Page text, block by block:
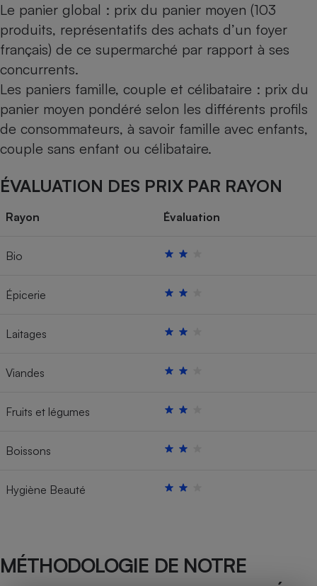
Le panier global : prix du panier moyen (103
produits, représentatifs des achats d’un foyer
français) de ce supermarché par rapport à ses
concurrents.
Les paniers famille, couple et célibataire : prix du
panier moyen pondéré selon les différents profils
de consommateurs, à savoir famille avec enfants,
couple sans enfant ou célibataire.
ÉVALUATION DES PRIX PAR RAYON
Rayon Évaluation
Bio
Épicerie
Laitages
Viandes
Fruits et légumes
Boissons
Hygiène Beauté
MÉTHODOLOGIE DE NOTRE